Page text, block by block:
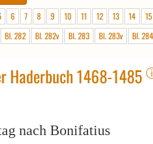
6 7 8 9 10 11 12 13 14
15
Bl. 282 Bl. 282v Bl. 283 Bl. 283v Bl. 284
Haderbuch 1468-1485
nach Bonifatius